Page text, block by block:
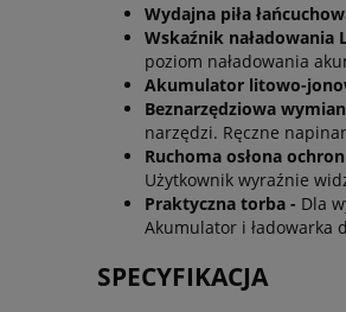
Wydajna piła
Wskaźnik naładowania
poziom naładowania
Akumulator litowo-
Beznarzędziowa
narzędzi. Ręczne
Ruchoma osłona
Użytkownik wyraźnie
Praktyczna torba - Dla
Akumulator i ładowarka
SPECYFIKACJA